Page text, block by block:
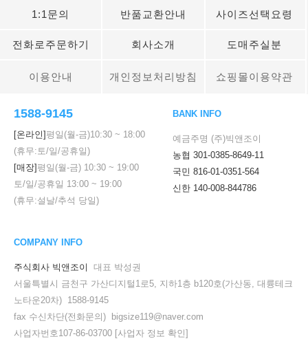
1:1문의 반품교환안내 사이즈선택요령
전화로주문하기 회사소개 도매주실분
이용안내 개인정보처리방침 쇼핑몰이용약관
1588-9145
[온라인]평일(월-금)10:30 ~ 18:00
(휴무:토/일/공휴일)
[매장]평일(월-금) 10:30 ~ 19:00
토/일/공휴일 13:00 ~ 19:00
(휴무:설날/추석 당일)
BANK INFO
예금주명 (주)빅앤조이
농협 301-0385-8649-11
국민 816-01-0351-564
신한 140-008-844786
COMPANY INFO
주식회사 빅앤조이
대표 박성권
서울특별시 금천구 가산디지털1로5, 지하1층 b120호(가산동, 대륭테크
노타운20차) 1588-9145
fax 수신차단(전화문의) bigsize119@naver.com
사업자번호107-86-03700 [사업자 정보 확인]